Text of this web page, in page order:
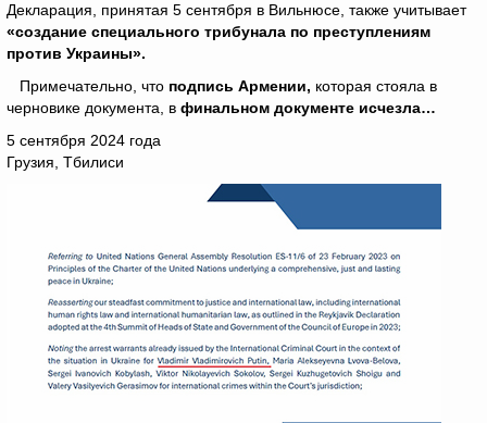
Декларация, принятая 5 сентября в Вильнюсе, также учитывает
«создание специального трибунала по преступлениям
против Украины».
Примечательно, что подпись Армении, которая стояла в
черновике документа, в финальном документе исчезла…
5 сентября 2024 года
Грузия, Тбилиси